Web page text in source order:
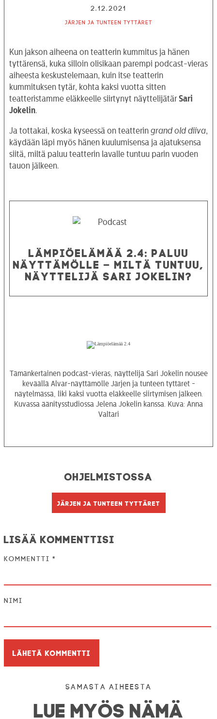
2.12.2021
Järjen ja tunteen tyttäret
Kun jakson aiheena on teatterin kummitus ja hänen
tyttärensä, kuka silloin olisikaan parempi podcast-vieras
aiheesta keskustelemaan, kuin itse teatterin
kummituksen tytär, kohta kaksi vuotta sitten
teatteristamme eläkkeelle siirtynyt näyttelijätär Sari
Jokelin.
Ja tottakai, koska kyseessä on teatterin grand old diiva,
käydään läpi myös hänen kuulumisensa ja ajatuksensa
siitä, miltä paluu teatterin lavalle tuntuu parin vuoden
tauon jälkeen.
LÄMPIÖELÄMÄÄ 2.4: PALUU
NÄYTTÄMÖLLE – MILTÄ TUNTUU,
NÄYTTELIJÄ SARI JOKELIN?
Tämänkertainen podcast-vieras, näyttelijä Sari Jokelin nousee
keväällä Alvar-näyttämölle Järjen ja tunteen tyttäret -
näytelmässä, liki kaksi vuotta eläkkeelle siirtymisen jälkeen.
Kuvassa äänitysstudiossa Jelena Jokelin kanssa. Kuva: Anna
Valtari
Ohjelmistossa
Järjen ja tunteen tyttäret
Lisää kommenttisi
Kommentti *
Nimi
Samasta aiheesta
LUE MYÖS NÄMÄ